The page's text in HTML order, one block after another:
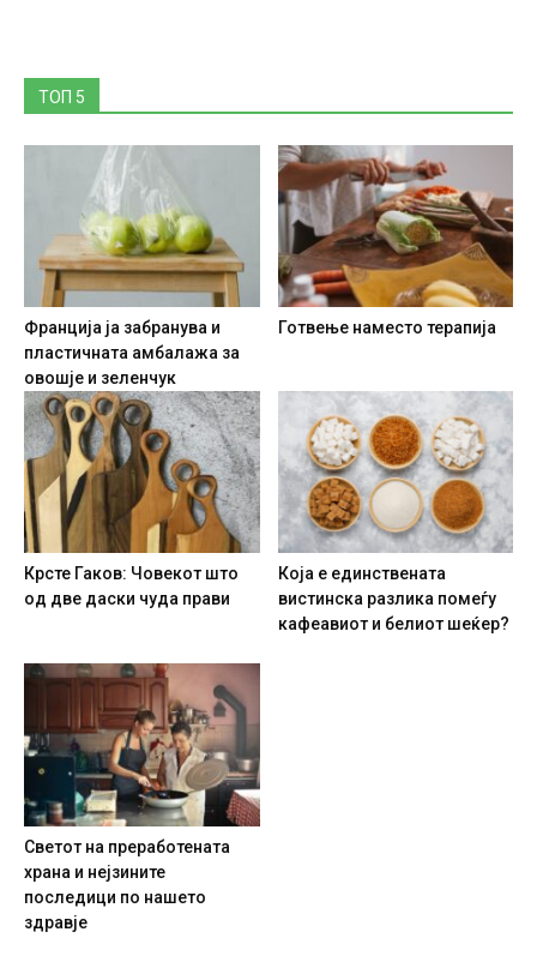
ТОП 5
Франција ја забранува и
пластичната амбалажа за
овошје и зеленчук
Готвење наместо терапија
Крсте Гаков: Човекот што
од две даски чуда прави
Која е единствената
вистинска разлика помеѓу
кафеавиот и белиот шеќер?
Светот на преработената
храна и нејзините
последици по нашето
здравје